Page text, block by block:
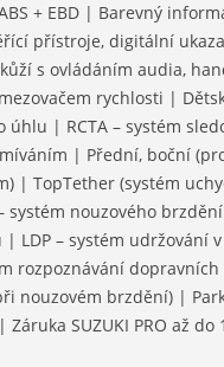
+ EBD | Barevný
přístroje, digitální
s ovládáním audia,
rychlosti |
úhlu | RCTA – systém
| Přední, boční
| TopTether (systém
systém nouzového
LDP – systém udržování
rozpoznávání
nouzovém brzdění) |
SUZUKI PRO až